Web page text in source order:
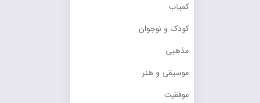
کمیاب
کودک و نوجوان
مذهبی
موسیقی و هنر
موفقیت